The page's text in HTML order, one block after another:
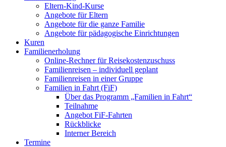
Eltern-Kind-Kurse
Angebote für Eltern
Angebote für die ganze Familie
Angebote für pädagogische Einrichtungen
Kuren
Familienerholung
Online-Rechner für Reisekostenzuschuss
Familienreisen – individuell geplant
Familienreisen in einer Gruppe
Familien in Fahrt (FiF)
Über das Programm „Familien in Fahrt“
Teilnahme
Angebot FiF-Fahrten
Rückblicke
Interner Bereich
Termine